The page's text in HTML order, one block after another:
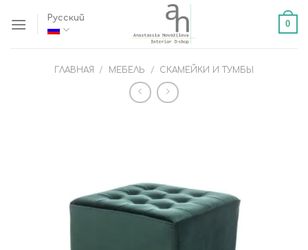
Русский
0
ГЛАВНАЯ / МЕБЕЛЬ / СКАМЕЙКИ И ТУМБЫ